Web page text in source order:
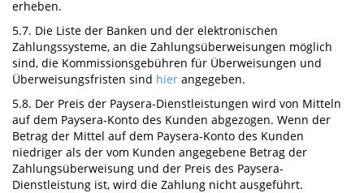
erheben.
5.7. Die Liste der Banken und der elektronischen
Zahlungssysteme, an die Zahlungsüberweisungen möglich
sind, die Kommissionsgebühren für Überweisungen und
Überweisungsfristen sind hier angegeben.
5.8. Der Preis der Paysera-Dienstleistungen wird von Mitteln
auf dem Paysera-Konto des Kunden abgezogen. Wenn der
Betrag der Mittel auf dem Paysera-Konto des Kunden
niedriger als der vom Kunden angegebene Betrag der
Zahlungsüberweisung und der Preis des Paysera-
Dienstleistung ist, wird die Zahlung nicht ausgeführt.